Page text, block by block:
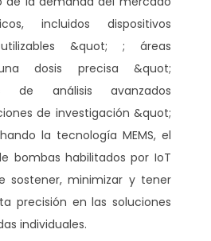
incluidos dispositivos
&quot; ; áreas
dosis precisa &quot;
de análisis avanzados
de investigación &quot;
la tecnología MEMS, el
bombas habilitados por IoT
sostener, minimizar y tener
precisión en las soluciones
individuales.